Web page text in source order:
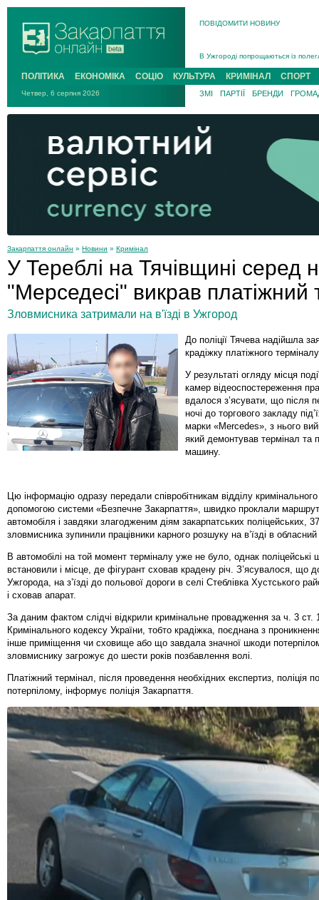
ПОВІДОМИТИ НОВИНУ
Інструктора районного ТЦК на
В Ужгороді 5 серпня
Підтвердили загибель
На війні з рф поліг військовий з
На Хустщині внаслідок ДТП за
Інструктора районного ТЦК на
ПОЛІТИКА ЕКОНОМІКА СОЦІО КУЛЬТУРА КРИМІНАЛ СПОРТ
Четвер, 6 серпня 2026 ЗМІ ПАРТІЇ БРЕНДИ
Закарпаття онлайн » Новини » Кримінал
У Тереблі на Тячівщині серед
"Мерседесі" викрав
Зловмисника затримали на в'їзді в Ужгород
До поліції Тячева надійшла
крадіжку платіжного
У результаті огляду місця
камер відеоспостереження
вдалося з’ясувати, що після
ночі до торгового закладу
марки «Mercedes», з нього
який демонтував термінал та
машину.
Цю інформацію одразу передали співробітникам відділу кримінального
допомогою системи «Безпечне Закарпаття», швидко проклали
автомобіля і завдяки злагодженим діям закарпатських поліцейських,
зловмисника зупинили працівники карного розшуку на в’їзді в
В автомобілі на той момент терміналу уже не було, однак поліцейські
встановили і місце, де фігурант сховав крадену річ. З’ясувалося, що
Ужгорода, на з’їзді до польової дороги в селі Стеблівка Хустського
і сховав апарат.
За даним фактом слідчі відкрили кримінальне провадження за ч. 3 ст.
Кримінального кодексу України, тобто крадіжка, поєднана з
інше приміщення чи сховище або що завдала значної шкоди
зловмиснику загрожує до шести років позбавлення волі.
Платіжний термінал, після проведення необхідних експертиз, поліція
потерпілому, інформує поліція Закарпаття.